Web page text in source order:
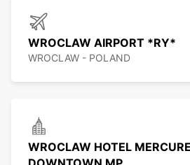
WROCLAW AIRPORT *RY*
WROCLAW - POLAND
WROCLAW HOTEL MERCURE